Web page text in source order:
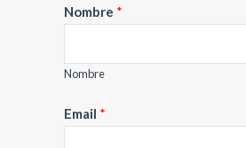
o
b
e
Nombre *
Nombre
Email *